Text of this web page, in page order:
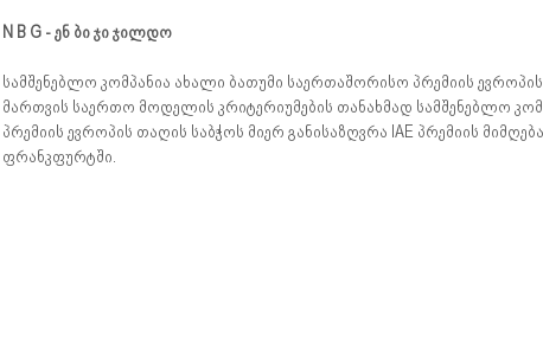
N B G - ენ ბი ჯი ჯილდო
სამშენებლო კომპანია ახალი ბათუმი საერთაშორისო პრემიის
მართვის საერთო მოდელის კრიტერიუმების თანახმად სამშენებლო
პრემიის ევროპის თაღის საბჭოს მიერ განისაზღვრა IAE პრემიის
ფრანკფურტში.